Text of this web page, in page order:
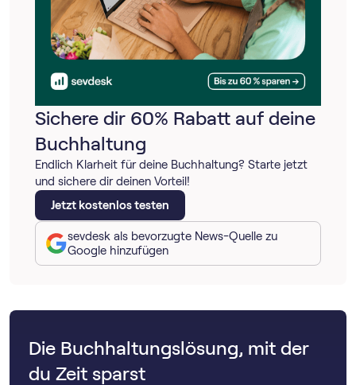
Sichere dir 60% Rabatt auf deine
Buchhaltung
Endlich Klarheit für deine Buchhaltung? Starte jetzt
und sichere dir deinen Vorteil!
Jetzt kostenlos testen
sevdesk als bevorzugte News-Quelle zu
Google hinzufügen
Die Buchhaltungslösung, mit der
du Zeit sparst